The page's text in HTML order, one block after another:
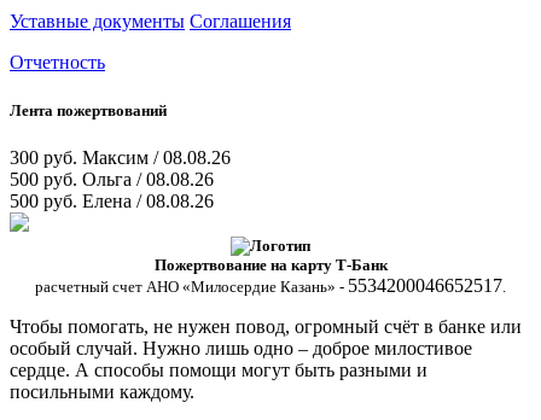
Уставные документы Соглашения
Отчетность
Лента пожертвований
300 руб. Максим / 08.08.26
500 руб. Ольга / 08.08.26
500 руб. Елена / 08.08.26
Пожертвование на карту Т-Банк
расчетный счет АНО «Милосердие Казань» - 5534200046652517
Чтобы помогать, не нужен повод, огромный счёт в банке или
особый случай. Нужно лишь одно – доброе милостивое
сердце. А способы помощи могут быть разными и
посильными каждому.